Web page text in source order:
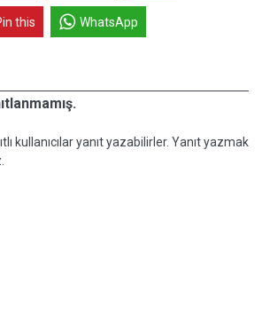
this WhatsApp
kullanıcılar yanıt yazabilirler. Yanıt yazmak